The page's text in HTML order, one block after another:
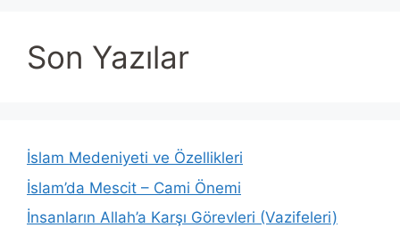
Son Yazılar
İslam Medeniyeti ve Özellikleri
İslam’da Mescit – Cami Önemi
İnsanların Allah’a Karşı Görevleri (Vazifeleri)